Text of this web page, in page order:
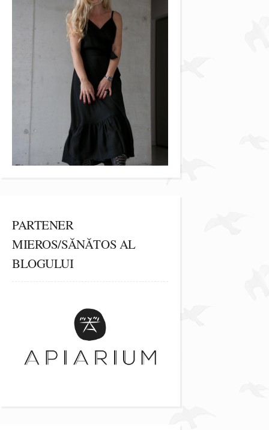
PARTENER
MIEROS/SĂNĂTOS AL
BLOGULUI